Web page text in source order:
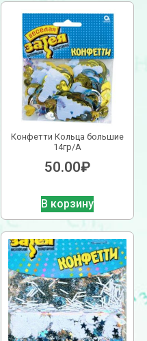
Конфетти Кольца большие
14гр/A
50.00₽
В корзину